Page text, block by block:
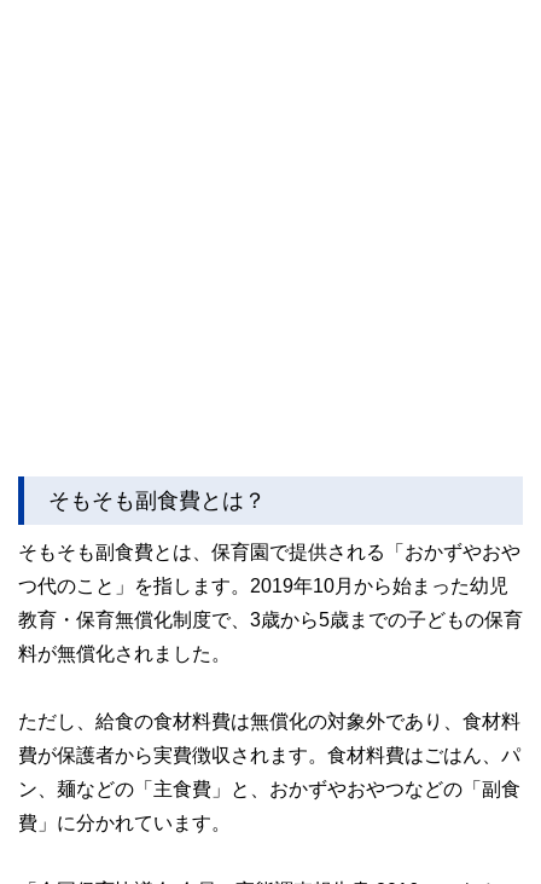
そもそも副食費とは？
そもそも副食費とは、保育園で提供される「おかずやおや
つ代のこと」を指します。2019年10月から始まった幼児
教育・保育無償化制度で、3歳から5歳までの子どもの保育
料が無償化されました。
ただし、給食の食材料費は無償化の対象外であり、食材料
費が保護者から実費徴収されます。食材料費はごはん、パ
ン、麺などの「主食費」と、おかずやおやつなどの「副食
費」に分かれています。